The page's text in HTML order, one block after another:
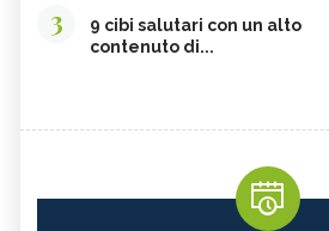
3
9 cibi salutari con un alto
contenuto di...